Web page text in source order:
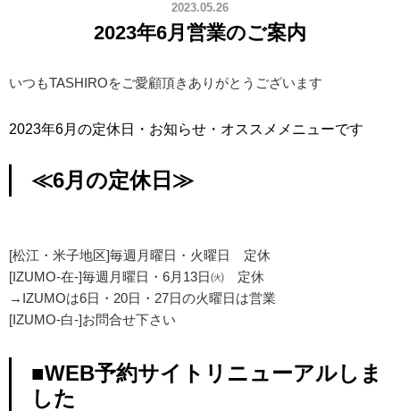
2023.05.26
2023年6月営業のご案内
いつもTASHIROをご愛顧頂きありがとうございます
2023年6月の定休日・お知らせ・オススメメニューです
≪6月の定休日≫
[松江・米子地区]毎週月曜日・火曜日 定休
[IZUMO-在-]毎週月曜日・6月13日㈫ 定休
→IZUMOは6日・20日・27日の火曜日は営業
[IZUMO-白-]お問合せ下さい
■WEB予約サイトリニューアルしま
した